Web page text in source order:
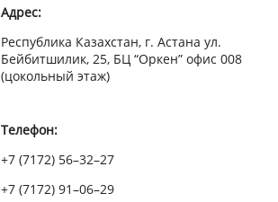
Адрес:
Республика Казахстан, г. Астана ул.
Бейбитшилик, 25, БЦ “Оркен” офис 008
(цокольный этаж)
Телефон:
+7 (7172) 56–32–27
+7 (7172) 91–06–29